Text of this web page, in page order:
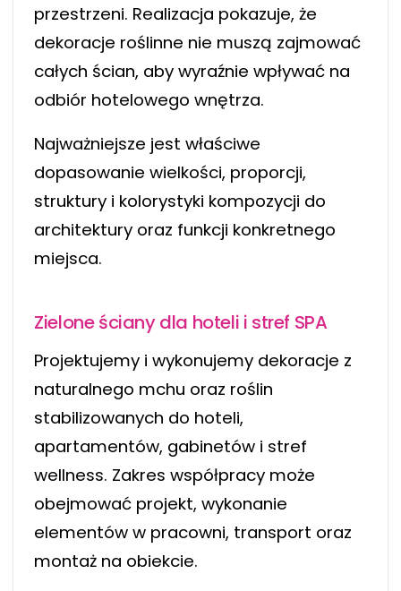
przestrzeni. Realizacja pokazuje, że
dekoracje roślinne nie muszą zajmować
całych ścian, aby wyraźnie wpływać na
odbiór hotelowego wnętrza.
Najważniejsze jest właściwe
dopasowanie wielkości, proporcji,
struktury i kolorystyki kompozycji do
architektury oraz funkcji konkretnego
miejsca.
Zielone ściany dla hoteli i stref SPA
Projektujemy i wykonujemy dekoracje z
naturalnego mchu oraz roślin
stabilizowanych do hoteli,
apartamentów, gabinetów i stref
wellness. Zakres współpracy może
obejmować projekt, wykonanie
elementów w pracowni, transport oraz
montaż na obiekcie.